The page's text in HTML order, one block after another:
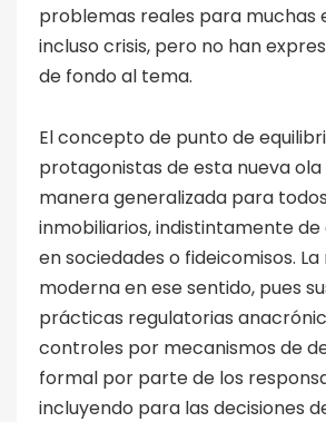
problemas reales para muchas
incluso crisis, pero no han
de fondo al tema.
El concepto de punto de
protagonistas de esta nueva
manera generalizada para
inmobiliarios, indistintamente de
en sociedades o fideicomisos.
moderna en ese sentido, pues
prácticas regulatorias
controles por mecanismos de
formal por parte de los
incluyendo para las decisiones